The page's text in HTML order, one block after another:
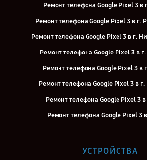
Ремонт телефона Google Pixel 3 в
Ремонт телефона Google Pixel 3 в г.
Ремонт телефона Google Pixel 3 в г.
Ремонт телефона Google Pixel 3 в
Ремонт телефона Google Pixel 3 в
Ремонт телефона Google Pixel 3 в г.
Ремонт телефона Google Pixel 3
Ремонт телефона Google Pixel 3
Ремонт телефона Google Pixel 3
УСТРОЙСТВА